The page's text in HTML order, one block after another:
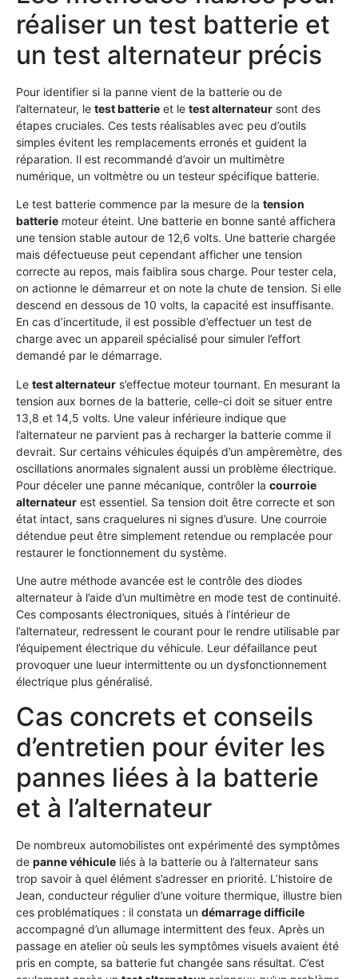
réaliser un test batterie et
un test alternateur précis
Pour identifier si la panne vient de la batterie ou de
l’alternateur, le test batterie et le test alternateur sont des
étapes cruciales. Ces tests réalisables avec peu d’outils
simples évitent les remplacements erronés et guident la
réparation. Il est recommandé d’avoir un multimètre
numérique, un voltmètre ou un testeur spécifique batterie.
Le test batterie commence par la mesure de la tension
batterie moteur éteint. Une batterie en bonne santé affichera
une tension stable autour de 12,6 volts. Une batterie chargée
mais défectueuse peut cependant afficher une tension
correcte au repos, mais faiblira sous charge. Pour tester cela,
on actionne le démarreur et on note la chute de tension. Si elle
descend en dessous de 10 volts, la capacité est insuffisante.
En cas d’incertitude, il est possible d’effectuer un test de
charge avec un appareil spécialisé pour simuler l’effort
demandé par le démarrage.
Le test alternateur s’effectue moteur tournant. En mesurant la
tension aux bornes de la batterie, celle-ci doit se situer entre
13,8 et 14,5 volts. Une valeur inférieure indique que
l’alternateur ne parvient pas à recharger la batterie comme il
devrait. Sur certains véhicules équipés d’un ampèremètre, des
oscillations anormales signalent aussi un problème électrique.
Pour déceler une panne mécanique, contrôler la courroie
alternateur est essentiel. Sa tension doit être correcte et son
état intact, sans craquelures ni signes d’usure. Une courroie
détendue peut être simplement retendue ou remplacée pour
restaurer le fonctionnement du système.
Une autre méthode avancée est le contrôle des diodes
alternateur à l’aide d’un multimètre en mode test de continuité.
Ces composants électroniques, situés à l’intérieur de
l’alternateur, redressent le courant pour le rendre utilisable par
l’équipement électrique du véhicule. Leur défaillance peut
provoquer une lueur intermittente ou un dysfonctionnement
électrique plus généralisé.
Cas concrets et conseils
d’entretien pour éviter les
pannes liées à la batterie
et à l’alternateur
De nombreux automobilistes ont expérimenté des symptômes
de panne véhicule liés à la batterie ou à l’alternateur sans
trop savoir à quel élément s’adresser en priorité. L’histoire de
Jean, conducteur régulier d’une voiture thermique, illustre bien
ces problématiques : il constata un démarrage difficile
accompagné d’un allumage intermittent des feux. Après un
passage en atelier où seuls les symptômes visuels avaient été
pris en compte, sa batterie fut changée sans résultat. C’est